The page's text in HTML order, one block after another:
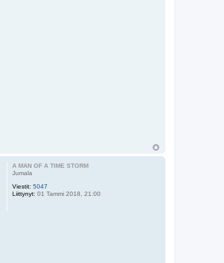
A MAN OF A TIME STORM
Jumala
Viestit: 5047
Liittynyt: 01 Tammi 2018, 21:00